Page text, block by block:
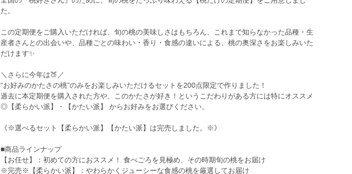
た。
この定期便をご購入いただければ、旬の桃の美味しさはもちろん、これまで知らなかった品種・生
産者さんとの出会いや、品種ごとの味わい・香り・食感の違いによる、桃の奥深さをお楽しみいた
だけます✨
＼さらに今年は🍑／
“お好みのかたさの桃”のみをお楽しみいただけるセットを200点限定で作りました！
過去に本定期便を購入された方や、このかたさが好き！というこだわりがある方には特にオススメ
◎【柔らかい派】・【かたい派】 からお好みをお選びください。
《※選べるセット【柔らかい派】【かたい派】は完売しました。※》
■商品ラインナップ
【お任せ】：初めての方におススメ！ 食べごろを見極め、その時期旬の桃をお届け
※完売※【柔らかい派】：やわらかくジューシーな食感の桃を厳選してお届け